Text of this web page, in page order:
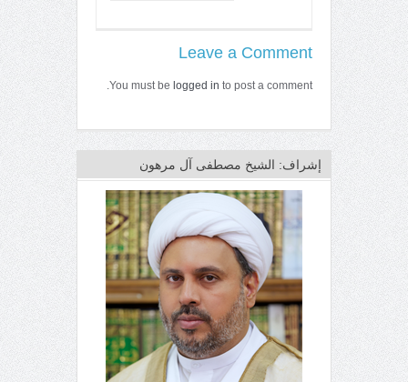
Leave a Comment
You must be logged in to post a comment.
إشراف: الشيخ مصطفى آل مرهون